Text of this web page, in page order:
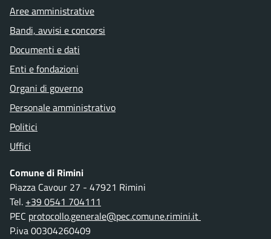
Aree amministrative
Bandi, avvisi e concorsi
Documenti e dati
Enti e fondazioni
Organi di governo
Personale amministrativo
Politici
Uffici
Comune di Rimini
Piazza Cavour 27 - 47921 Rimini
Tel. +39 0541 704111
PEC protocollo.generale@pec.comune.rimini.it
P.iva 00304260409